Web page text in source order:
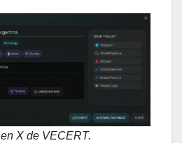
en X de VECERT.